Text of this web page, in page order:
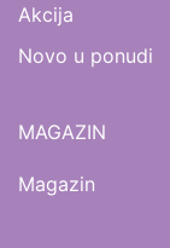
Akcija
Novo u ponudi
MAGAZIN
Magazin